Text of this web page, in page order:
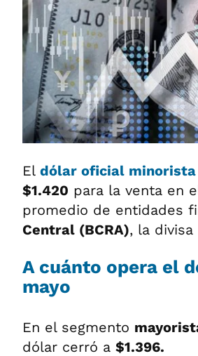
El dólar oficial minorista
$1.420 para la venta en
promedio de entidades
Central (BCRA), la
A cuánto opera el
mayo
En el segmento
dólar cerró a $1.396.